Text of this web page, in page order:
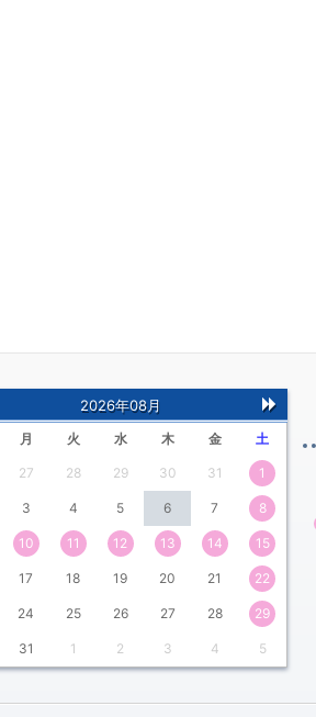
次
月
2026年08月
月 火 水 木 金 土
27 28 29 30 31 1
3 4 5 6 7 8
10 11 12 13 14 15
17 18 19 20 21 22
24 25 26 27 28 29
31 1 2 3 4 5